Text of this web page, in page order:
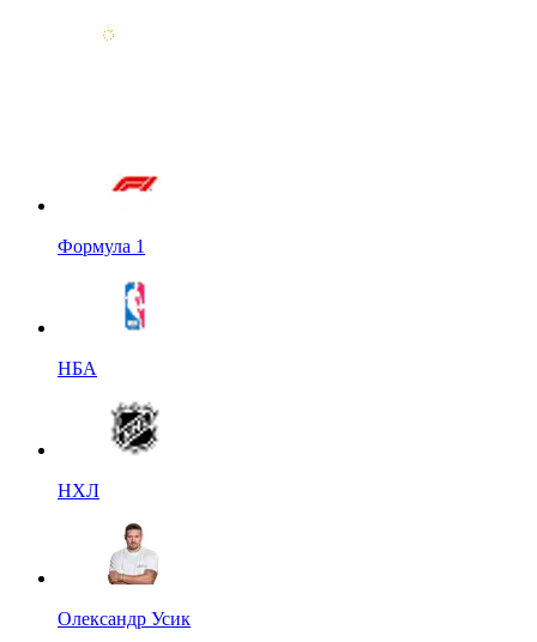
Формула 1
НБА
НХЛ
Олександр Усик